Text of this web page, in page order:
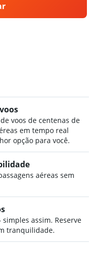
voos de centenas de
em tempo real
opção para você.
aéreas sem
assim. Reserve
tranquilidade.